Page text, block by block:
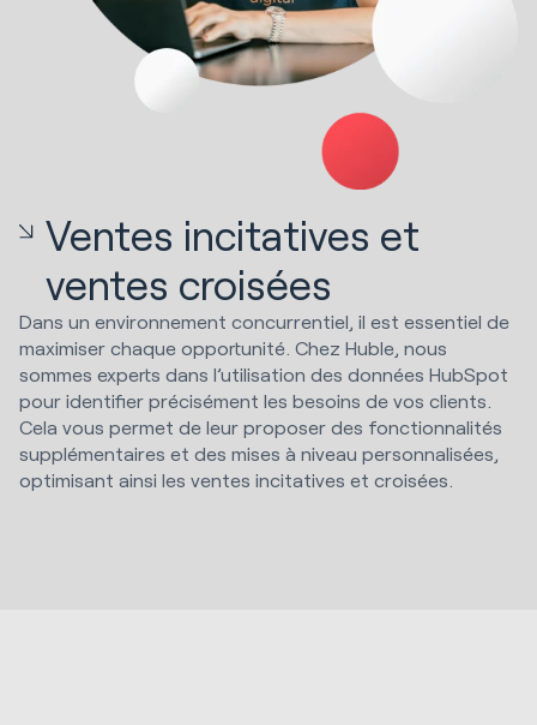
Ventes incitatives et
ventes croisées
Dans un environnement concurrentiel, il est essentiel de
maximiser chaque opportunité. Chez Huble, nous
sommes experts dans l’utilisation des données HubSpot
pour identifier précisément les besoins de vos clients.
Cela vous permet de leur proposer des fonctionnalités
supplémentaires et des mises à niveau personnalisées,
optimisant ainsi les ventes incitatives et croisées.